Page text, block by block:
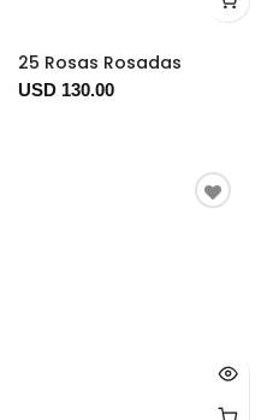
25 Rosas Rosadas
USD 130.00